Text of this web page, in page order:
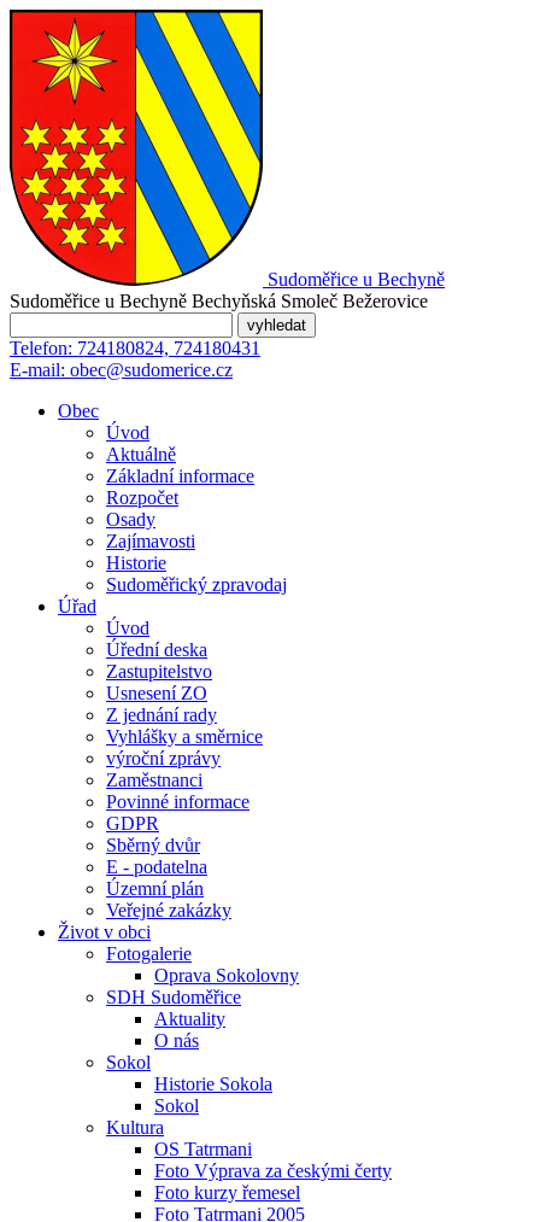
Sudoměřice u Bechyně
Sudoměřice u Bechyně Bechyňská Smoleč Bežerovice
Telefon: 724180824, 724180431
E-mail: obec@sudomerice.cz
Obec
Úvod
Aktuálně
Základní informace
Rozpočet
Osady
Zajímavosti
Historie
Sudoměřický zpravodaj
Úřad
Úvod
Úřední deska
Zastupitelstvo
Usnesení ZO
Z jednání rady
Vyhlášky a směrnice
výroční zprávy
Zaměstnanci
Povinné informace
GDPR
Sběrný dvůr
E - podatelna
Územní plán
Veřejné zakázky
Život v obci
Fotogalerie
Oprava Sokolovny
SDH Sudoměřice
Aktuality
O nás
Sokol
Historie Sokola
Sokol
Kultura
OS Tatrmani
Foto Výprava za českými čerty
Foto kurzy řemesel
Foto Tatrmani 2005